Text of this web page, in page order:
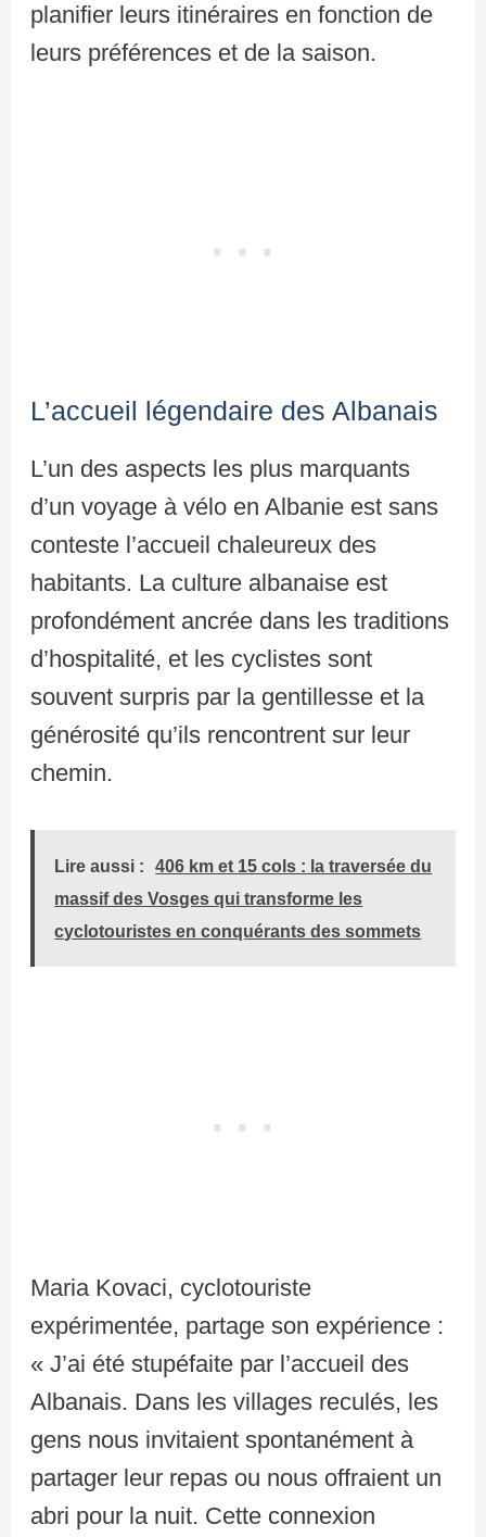
planifier leurs itinéraires en fonction de
leurs préférences et de la saison.
L’accueil légendaire des Albanais
L’un des aspects les plus marquants
d’un voyage à vélo en Albanie est sans
conteste l’accueil chaleureux des
habitants. La culture albanaise est
profondément ancrée dans les traditions
d’hospitalité, et les cyclistes sont
souvent surpris par la gentillesse et la
générosité qu’ils rencontrent sur leur
chemin.
Lire aussi :
406 km et 15 cols : la traversée du
massif des Vosges qui transforme les
cyclotouristes en conquérants des sommets
Maria Kovaci, cyclotouriste
expérimentée, partage son expérience :
« J’ai été stupéfaite par l’accueil des
Albanais. Dans les villages reculés, les
gens nous invitaient spontanément à
partager leur repas ou nous offraient un
abri pour la nuit. Cette connexion